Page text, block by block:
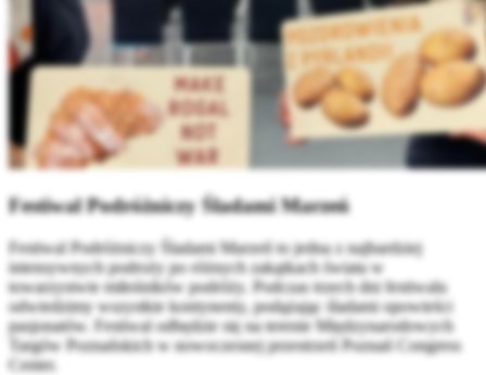
Festiwal Podróżniczy Śladami Marzeń
Festiwal Podróżniczy Śladami Marzeń to jedna z najbardziej
intensywnych podroży po różnych zakątkach świata w
towarzystwie miłośników podróży. Podczas trzech dni festiwalu
odwiedzimy wszystkie kontynenty, podążając śladami opowieści
pasjonatów. Festiwal odbędzie się na terenie Międzynarodowych
Targów Poznańskich w nowoczesnej przestrzeń Poznań Congress
Center.